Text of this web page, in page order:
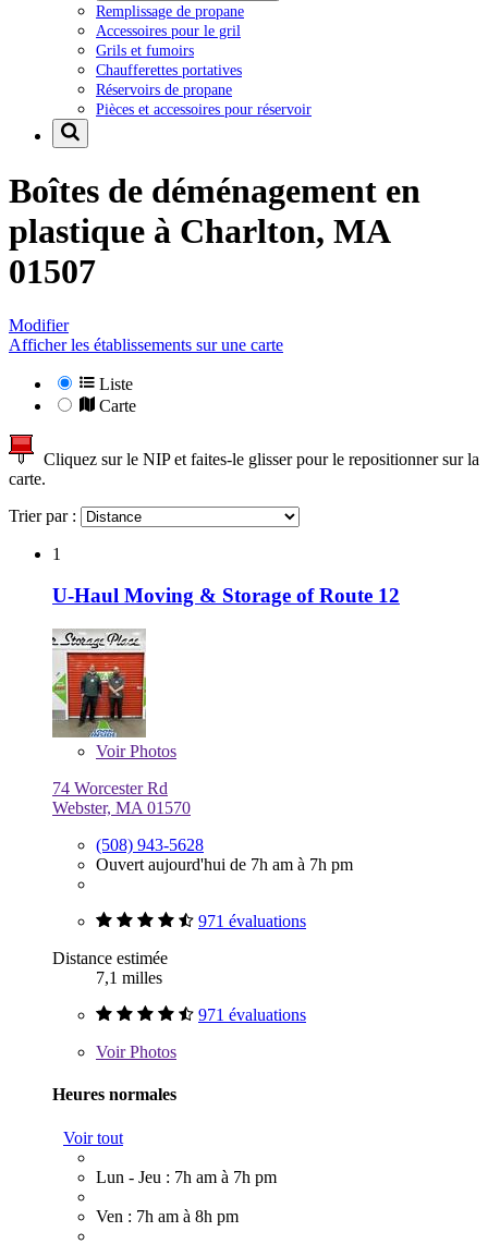
Remplissage de propane
Accessoires pour le gril
Grils et fumoirs
Chaufferettes portatives
Réservoirs de propane
Pièces et accessoires pour réservoir
Boîtes de déménagement en
plastique à Charlton, MA
01507
Modifier
Afficher les établissements sur une carte
Liste
Carte
Cliquez sur le NIP et faites-le glisser pour le repositionner sur la
carte.
Trier par :
1
U-Haul Moving & Storage of Route 12
VoirPhotos
74 Worcester Rd
Webster, MA 01570
(508) 943-5628
Ouvert aujourd'hui de 7h am à 7h pm
971 évaluations
Distance estimée
7,1 milles
971 évaluations
VoirPhotos
Heures normales
Voir tout
Lun - Jeu : 7h am à 7h pm
Ven : 7h am à 8h pm